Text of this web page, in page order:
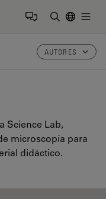
AUTORES
Science Lab,
microscopía para
didáctico.